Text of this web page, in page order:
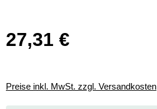
Regulärer Preis:
27,31 €
Preise inkl. MwSt. zzgl. Versandkosten